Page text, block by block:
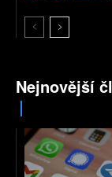
Nejnovější